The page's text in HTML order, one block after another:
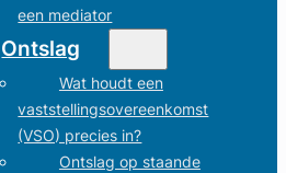
een mediator
Ontslag
Wat houdt een
vaststellingsovereenkomst
(VSO) precies in?
Ontslag op staande